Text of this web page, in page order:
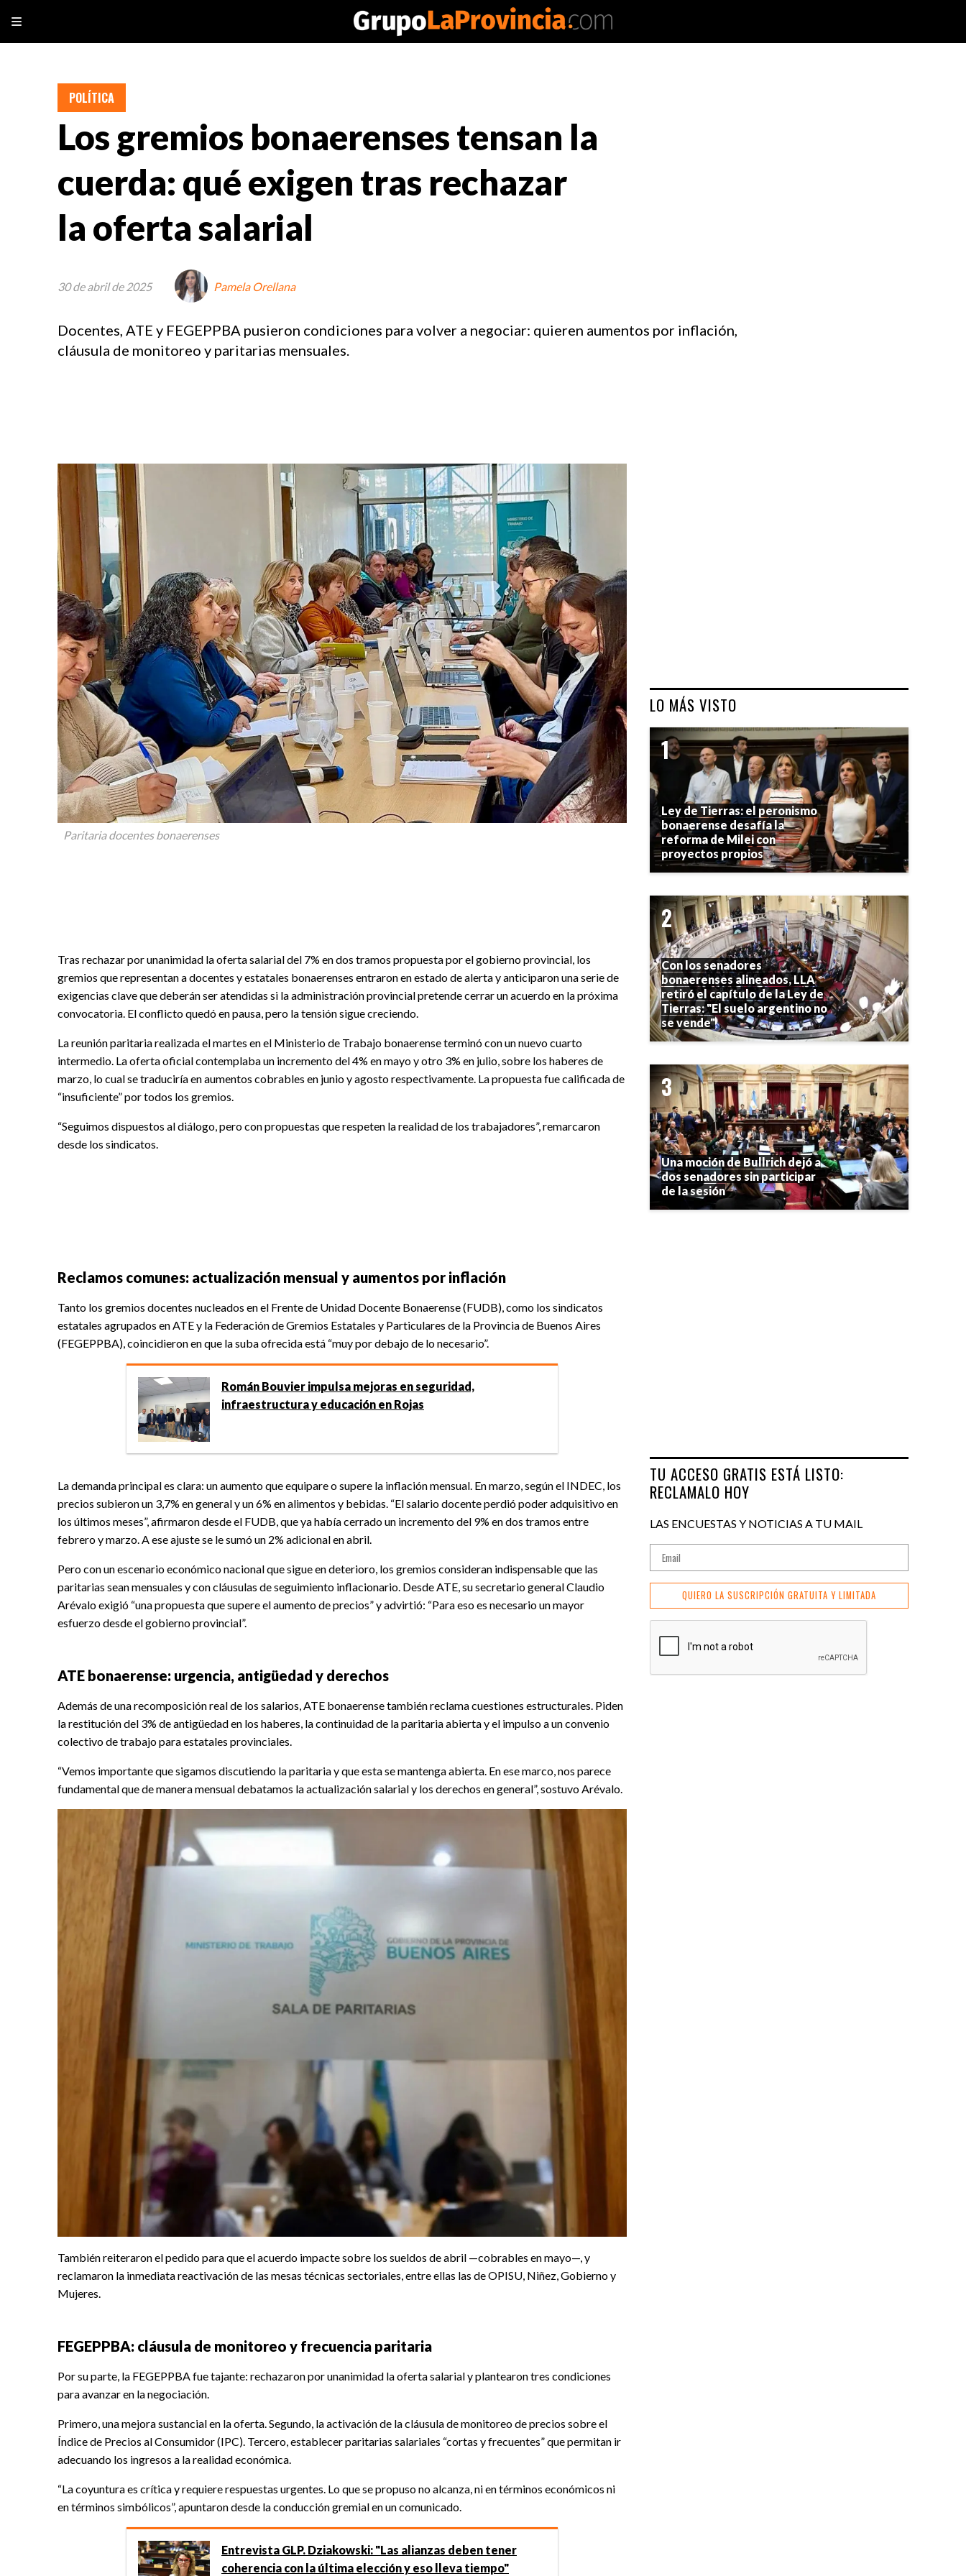
Los gremios bonaerenses tensan la
cuerda: qué exigen tras rechazar
la oferta salarial
Docentes, ATE y FEGEPPBA pusieron condiciones para volver a negociar: quieren aumentos por inflación,
cláusula de monitoreo y paritarias mensuales.
POLÍTICA
30 de abril de 2025 Pamela Orellana
Paritaria docentes bonaerenses
Tras rechazar por unanimidad la oferta salarial del 7% en dos tramos propuesta por el gobierno provincial, los
gremios que representan a docentes y estatales bonaerenses entraron en estado de alerta y anticiparon una serie de
exigencias clave que deberán ser atendidas si la administración provincial pretende cerrar un acuerdo en la próxima
convocatoria. El conflicto quedó en pausa, pero la tensión sigue creciendo.
La reunión paritaria realizada el martes en el Ministerio de Trabajo bonaerense terminó con un nuevo cuarto
intermedio. La oferta oficial contemplaba un incremento del 4% en mayo y otro 3% en julio, sobre los haberes de
marzo, lo cual se traduciría en aumentos cobrables en junio y agosto respectivamente. La propuesta fue calificada de
“insuficiente” por todos los gremios.
“Seguimos dispuestos al diálogo, pero con propuestas que respeten la realidad de los trabajadores”, remarcaron
desde los sindicatos.
Reclamos comunes: actualización mensual y aumentos por inflación
Tanto los gremios docentes nucleados en el Frente de Unidad Docente Bonaerense (FUDB), como los sindicatos
estatales agrupados en ATE y la Federación de Gremios Estatales y Particulares de la Provincia de Buenos Aires
(FEGEPPBA), coincidieron en que la suba ofrecida está “muy por debajo de lo necesario”.
Román Bouvier impulsa mejoras en seguridad,
infraestructura y educación en Rojas
La demanda principal es clara: un aumento que equipare o supere la inflación mensual. En marzo, según el INDEC, los
precios subieron un 3,7% en general y un 6% en alimentos y bebidas. “El salario docente perdió poder adquisitivo en
los últimos meses”, afirmaron desde el FUDB, que ya había cerrado un incremento del 9% en dos tramos entre
febrero y marzo. A ese ajuste se le sumó un 2% adicional en abril.
Pero con un escenario económico nacional que sigue en deterioro, los gremios consideran indispensable que las
paritarias sean mensuales y con cláusulas de seguimiento inflacionario. Desde ATE, su secretario general Claudio
Arévalo exigió “una propuesta que supere el aumento de precios” y advirtió: “Para eso es necesario un mayor
esfuerzo desde el gobierno provincial”.
ATE bonaerense: urgencia, antigüedad y derechos
Además de una recomposición real de los salarios, ATE bonaerense también reclama cuestiones estructurales. Piden
la restitución del 3% de antigüedad en los haberes, la continuidad de la paritaria abierta y el impulso a un convenio
colectivo de trabajo para estatales provinciales.
“Vemos importante que sigamos discutiendo la paritaria y que esta se mantenga abierta. En ese marco, nos parece
fundamental que de manera mensual debatamos la actualización salarial y los derechos en general”, sostuvo Arévalo.
También reiteraron el pedido para que el acuerdo impacte sobre los sueldos de abril —cobrables en mayo—, y
reclamaron la inmediata reactivación de las mesas técnicas sectoriales, entre ellas las de OPISU, Niñez, Gobierno y
Mujeres.
FEGEPPBA: cláusula de monitoreo y frecuencia paritaria
Por su parte, la FEGEPPBA fue tajante: rechazaron por unanimidad la oferta salarial y plantearon tres condiciones
para avanzar en la negociación.
Primero, una mejora sustancial en la oferta. Segundo, la activación de la cláusula de monitoreo de precios sobre el
Índice de Precios al Consumidor (IPC). Tercero, establecer paritarias salariales “cortas y frecuentes” que permitan ir
adecuando los ingresos a la realidad económica.
“La coyuntura es crítica y requiere respuestas urgentes. Lo que se propuso no alcanza, ni en términos económicos ni
en términos simbólicos”, apuntaron desde la conducción gremial en un comunicado.
Entrevista GLP. Dziakowski: "Las alianzas deben tener
coherencia con la última elección y eso lleva tiempo"
LO MÁS VISTO
Ley de Tierras: el peronismo
bonaerense desafía la
reforma de Milei con
proyectos propios
Con los senadores
bonaerenses alineados, LLA
retiró el capítulo de la Ley de
Tierras: "El suelo argentino no
se vende"
Una moción de Bullrich dejó a
dos senadores sin participar
de la sesión
TU ACCESO GRATIS ESTÁ LISTO:
RECLAMALO HOY
LAS ENCUESTAS Y NOTICIAS A TU MAIL
QUIERO LA SUSCRIPCIÓN GRATUITA Y LIMITADA